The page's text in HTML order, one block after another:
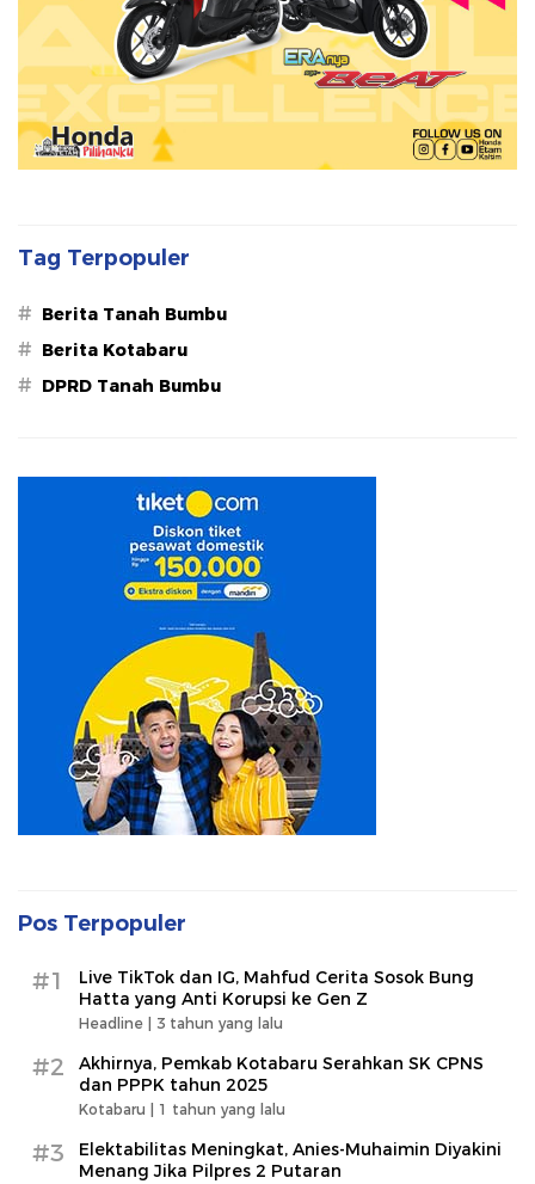
Tag Terpopuler
# Berita Tanah Bumbu
# Berita Kotabaru
# DPRD Tanah Bumbu
Pos Terpopuler
#1
Live TikTok dan IG, Mahfud Cerita Sosok Bung
Hatta yang Anti Korupsi ke Gen Z
Headline | 3 tahun yang lalu
#2
Akhirnya, Pemkab Kotabaru Serahkan SK CPNS
dan PPPK tahun 2025
Kotabaru | 1 tahun yang lalu
#3
Elektabilitas Meningkat, Anies-Muhaimin Diyakini
Menang Jika Pilpres 2 Putaran